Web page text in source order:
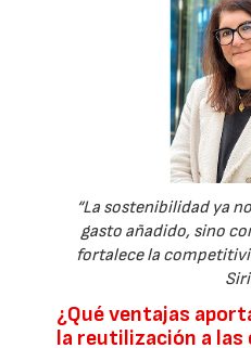
“La sostenibilidad ya
gasto añadido, sino
fortalece la
¿Qué ventajas
la reutilización a las